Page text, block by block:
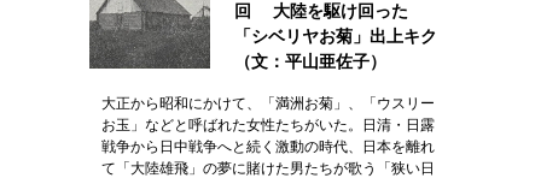
回 大陸を駆け回った
「シベリヤお菊」出上キク
（文：平山亜佐子）
大正から昭和にかけて、「満洲お菊」、「ウスリー
お玉」などと呼ばれた女性たちがいた。日清・日露
戦争から日中戦争へと続く激動の時代、日本を離れ
て「大陸雄飛」の夢に賭けた男たちが歌う「狭い日